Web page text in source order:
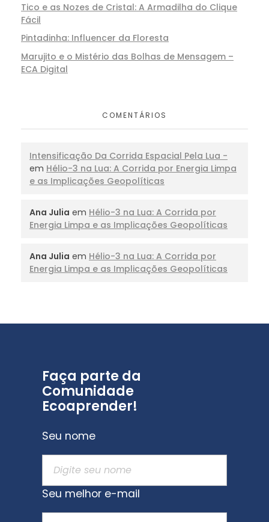
Tico e as Nozes de Cristal: A Armadilha do Clique
Fácil
Pintadinha: Influencer da Floresta
Marujito e o Mistério das Bolhas de Mensagem –
ECA Digital
COMENTÁRIOS
Intensificação Da Corrida Espacial Pela Lua -
em Hélio-3 na Lua: A Corrida por Energia Limpa
e as Implicações Geopolíticas
Ana Julia em Hélio-3 na Lua: A Corrida por
Energia Limpa e as Implicações Geopolíticas
Ana Julia em Hélio-3 na Lua: A Corrida por
Energia Limpa e as Implicações Geopolíticas
Faça parte da
Comunidade
Ecoaprender!
Seu nome
Seu melhor e-mail